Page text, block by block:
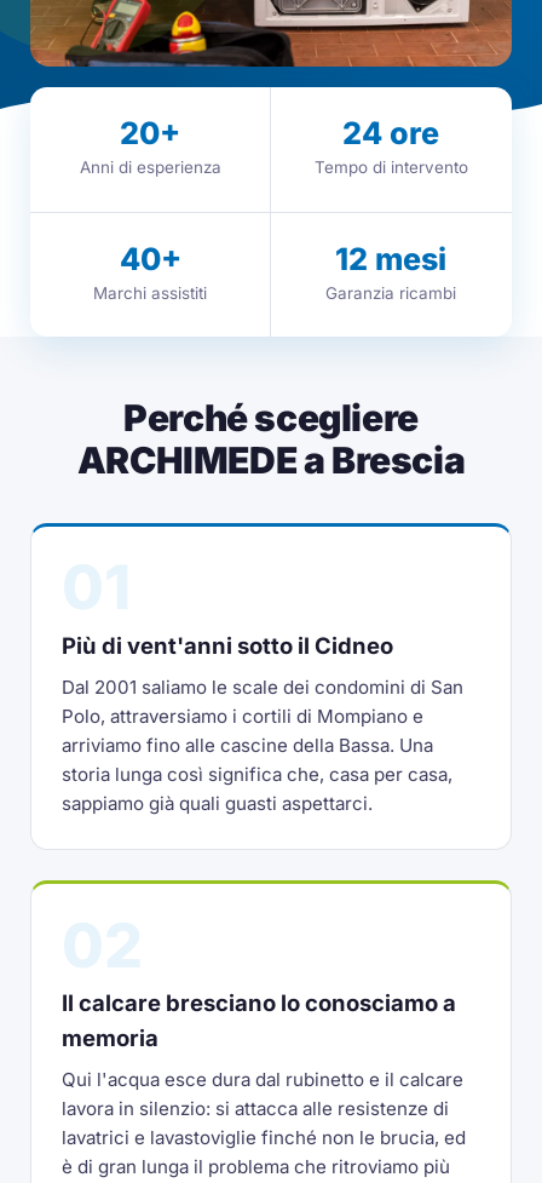
20+
Anni di esperienza
24 ore
Tempo di intervento
40+
Marchi assistiti
12 mesi
Garanzia ricambi
Perché scegliere
ARCHIMEDE a Brescia
Più di vent'anni sotto il Cidneo
Dal 2001 saliamo le scale dei condomini di San
Polo, attraversiamo i cortili di Mompiano e
arriviamo fino alle cascine della Bassa. Una
storia lunga così significa che, casa per casa,
sappiamo già quali guasti aspettarci.
Il calcare bresciano lo conosciamo a
memoria
Qui l'acqua esce dura dal rubinetto e il calcare
lavora in silenzio: si attacca alle resistenze di
lavatrici e lavastoviglie finché non le brucia, ed
è di gran lunga il problema che ritroviamo più